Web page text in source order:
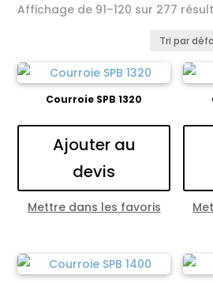
Affichage de 91–120 sur 277
Courroie SPB 1320
Ajouter au
devis
Mettre dans les favoris